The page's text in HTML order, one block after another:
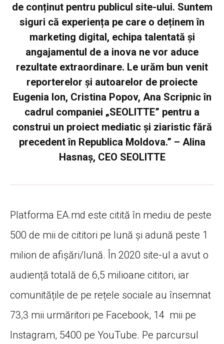
de conținut pentru publicul site-ului. Suntem
siguri că experiența pe care o deținem în
marketing digital, echipa talentată și
angajamentul de a inova ne vor aduce
rezultate extraordinare. Le urăm bun venit
reporterelor și autoarelor de proiecte
Eugenia Ion, Cristina Popov, Ana Scripnic în
cadrul companiei „SEOLITTE” pentru a
construi un proiect mediatic și ziaristic fără
precedent în Republica Moldova.” – Alina
Hasnaș, CEO SEOLITTE
Platforma EA.md este citită în mediu de peste
500 de mii de cititori pe lună și adună peste 1
milion de afișări/lună. În 2020 site-ul a avut o
audiență totală de 6,5 milioane cititori, iar
comunitățile de pe rețele sociale au însemnat
73,3 mii urmăritori pe Facebook, 14 mii pe
Instagram, 5400 pe YouTube. Pe parcursul